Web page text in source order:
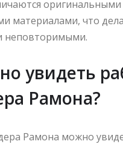
материалами, что
неповторимыми.
увидеть
Рамона?
Рамона можно